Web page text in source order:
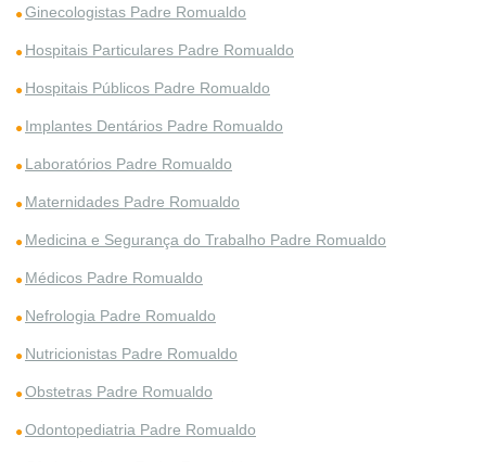
Ginecologistas Padre Romualdo
Hospitais Particulares Padre Romualdo
Hospitais Públicos Padre Romualdo
Implantes Dentários Padre Romualdo
Laboratórios Padre Romualdo
Maternidades Padre Romualdo
Medicina e Segurança do Trabalho Padre Romualdo
Médicos Padre Romualdo
Nefrologia Padre Romualdo
Nutricionistas Padre Romualdo
Obstetras Padre Romualdo
Odontopediatria Padre Romualdo